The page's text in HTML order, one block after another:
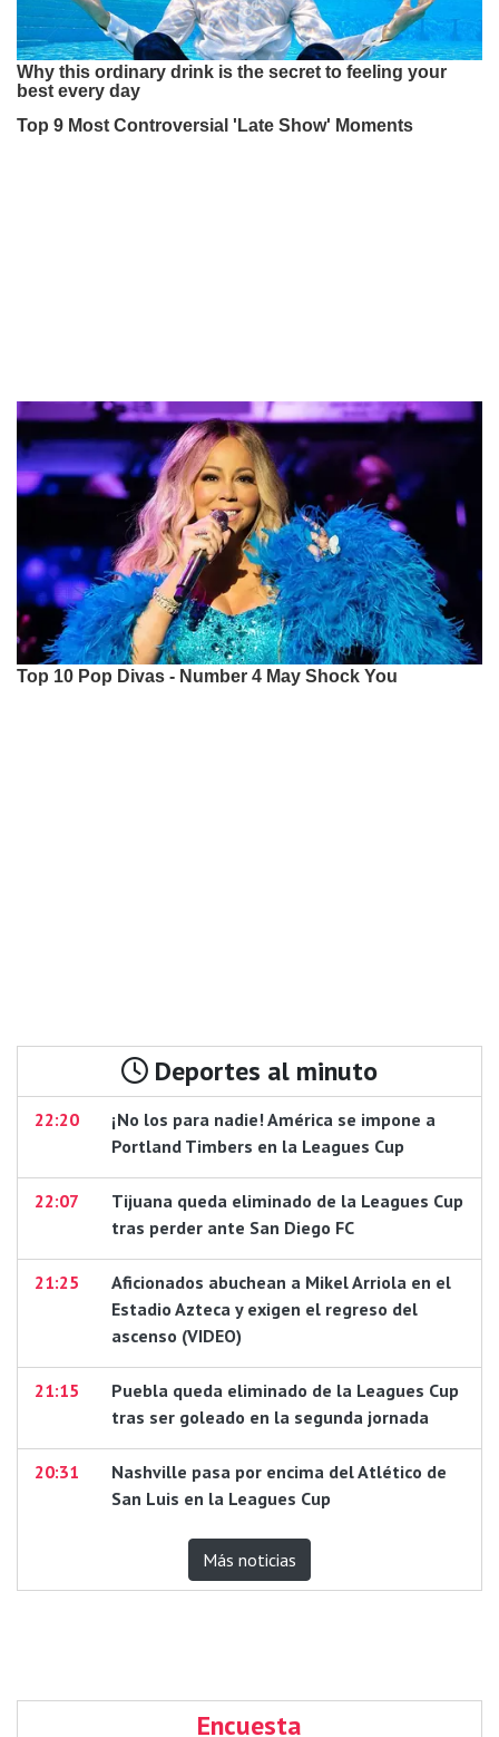
Deportes al minuto
22:20
¡No los para nadie! América se impone a
Portland Timbers en la Leagues Cup
22:07
Tijuana queda eliminado de la Leagues Cup
tras perder ante San Diego FC
21:25
Aficionados abuchean a Mikel Arriola en el
Estadio Azteca y exigen el regreso del
ascenso (VIDEO)
21:15
Puebla queda eliminado de la Leagues Cup
tras ser goleado en la segunda jornada
20:31
Nashville pasa por encima del Atlético de
San Luis en la Leagues Cup
Más noticias
Encuesta